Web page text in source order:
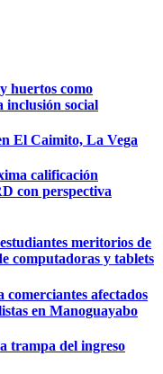
huertos como
inclusión social
El Caimito, La Vega
calificación
con perspectiva
meritorios de
computadoras y tablets
comerciantes afectados
en Manoguayabo
trampa del ingreso